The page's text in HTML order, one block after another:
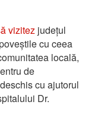
vizitez județul
cu ceea
locală,
de
cu ajutorul
Dr.